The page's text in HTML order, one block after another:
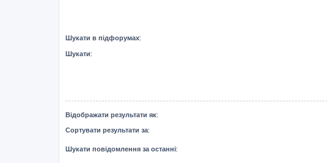
Шукати в підфорумах:
Шукати:
Відображати результати як:
Сортувати результати за:
Шукати повідомлення за останні: